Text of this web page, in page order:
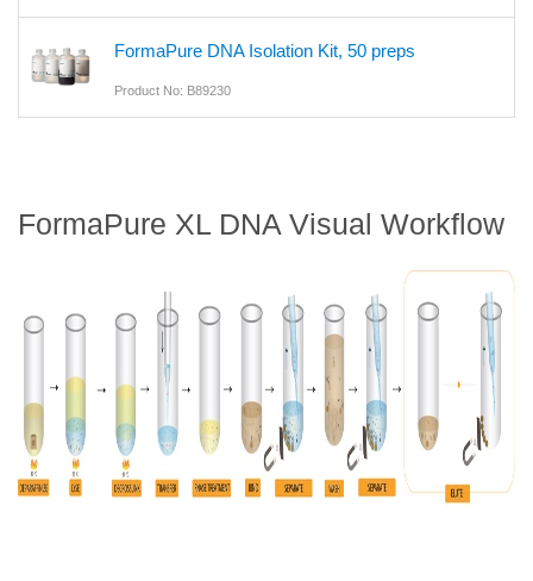
FormaPure DNA Isolation Kit, 50 preps
Product No: B89230
FormaPure XL DNA Visual Workflow